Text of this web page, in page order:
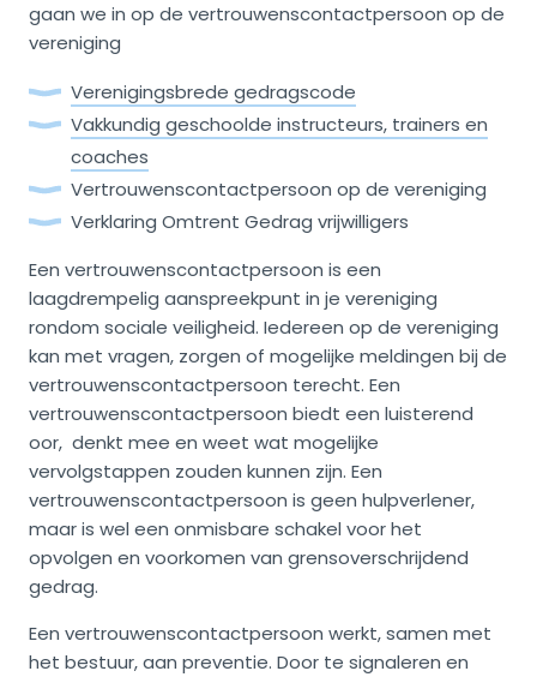
gaan we in op de vertrouwenscontactpersoon op de
vereniging
Verenigingsbrede gedragscode
Vakkundig geschoolde instructeurs, trainers en
coaches
Vertrouwenscontactpersoon op de vereniging
Verklaring Omtrent Gedrag vrijwilligers
Een vertrouwenscontactpersoon is een
laagdrempelig aanspreekpunt in je vereniging
rondom sociale veiligheid. Iedereen op de vereniging
kan met vragen, zorgen of mogelijke meldingen bij de
vertrouwenscontactpersoon terecht. Een
vertrouwenscontactpersoon biedt een luisterend
oor, denkt mee en weet wat mogelijke
vervolgstappen zouden kunnen zijn. Een
vertrouwenscontactpersoon is geen hulpverlener,
maar is wel een onmisbare schakel voor het
opvolgen en voorkomen van grensoverschrijdend
gedrag.
Een vertrouwenscontactpersoon werkt, samen met
het bestuur, aan preventie. Door te signaleren en